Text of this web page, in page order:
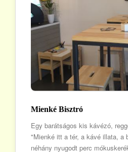
Mienké Bisztró
Egy barátságos kis kávézó,
"Mienké itt a tér, a kávé illata, a
néhány nyugodt perc